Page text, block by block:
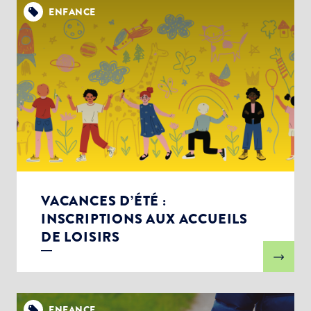
ENFANCE
VACANCES D’ÉTÉ :
INSCRIPTIONS AUX ACCUEILS
DE LOISIRS